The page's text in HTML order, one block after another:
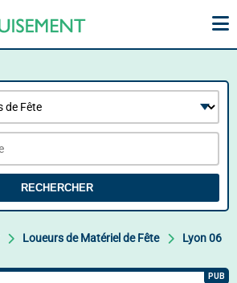
RECHERCHER
Loueurs de Matériel de Fête Lyon 06